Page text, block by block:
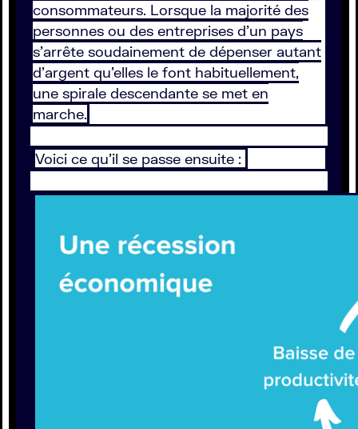
consommateurs. Lorsque la majorité des
personnes ou des entreprises d’un pays
s’arrête soudainement de dépenser autant
d’argent qu’elles le font habituellement,
une spirale descendante se met en
marche.
Voici ce qu’il se passe ensuite :